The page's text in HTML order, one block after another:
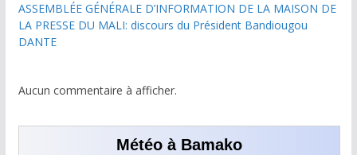
ASSEMBLÉE GÉNÉRALE D’INFORMATION DE LA MAISON DE
LA PRESSE DU MALI: discours du Président Bandiougou
DANTE
Aucun commentaire à afficher.
Météo à Bamako